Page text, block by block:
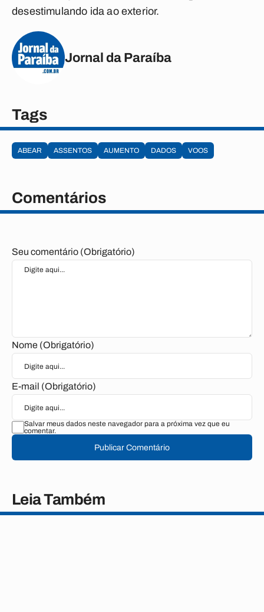
desestimulando ida ao exterior.
Jornal da Paraíba
Tags
ABEAR ASSENTOS AUMENTO DADOS VOOS
Comentários
Seu comentário (Obrigatório)
Nome (Obrigatório)
E-mail (Obrigatório)
Salvar meus dados neste navegador para a próxima vez que eu
comentar.
Publicar Comentário
Leia Também